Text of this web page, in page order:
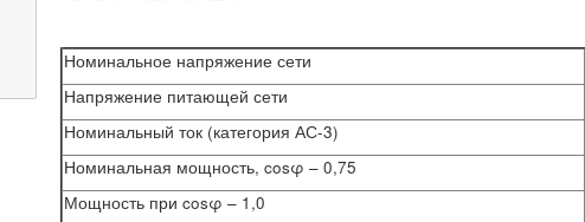
Номинальное напряжение сети
Напряжение питающей сети
Номинальный ток (категория АС-3)
Номинальная мощность, cosφ – 0,75
Мощность при cosφ – 1,0